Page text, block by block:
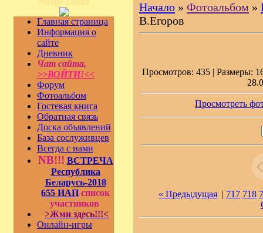
Главная страница
Информация о
сайте
Дневник
Чат сайта,
>>ВОЙТИ!<<
Форум
Фотоальбом
Гостевая книга
Обратная связь
Доска объявлений
База сослуживцев
Всегда с нами
NB!!! ВСТРЕЧА
Республика
Беларусь-2018
655 ИАП список
участников
>Жми здесь!!!<
Онлайн-игры
Начало » Фотоальбом »
В.Егоров
Просмотров: 435 | Размеры:
Просмотреть
« Предыдущая | 717 718